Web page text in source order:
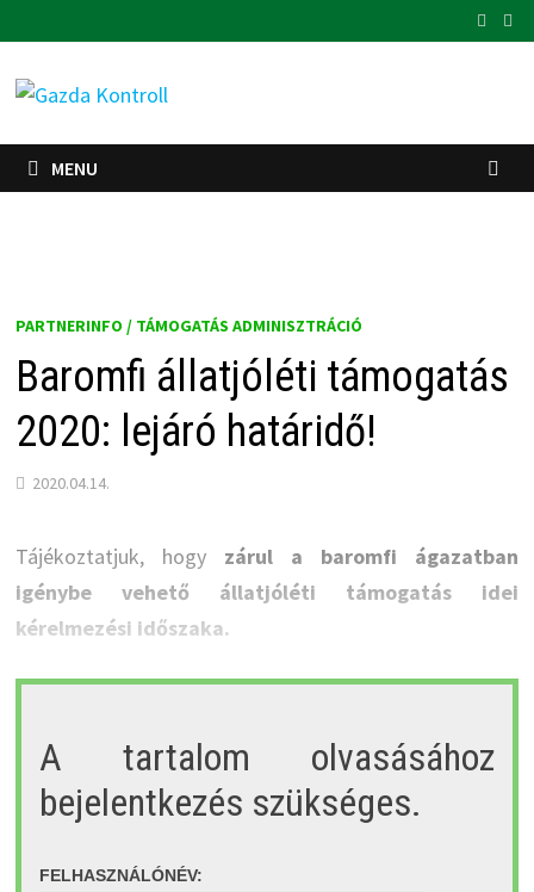
to
content
MENU
PARTNERINFO / TÁMOGATÁS ADMINISZTRÁCIÓ
Baromfi állatjóléti támogatás
2020: lejáró határidő!
2020.04.14.
Tájékoztatjuk, hogy zárul a baromfi ágazatban
igénybe vehető állatjóléti támogatás idei
kérelmezési időszaka.
A tartalom olvasásához
bejelentkezés szükséges.
FELHASZNÁLÓNÉV: